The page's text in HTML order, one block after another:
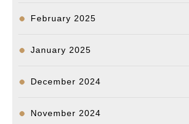
February 2025
January 2025
December 2024
November 2024